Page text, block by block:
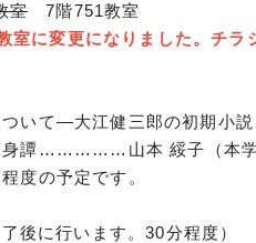
職員採用情報
室 7階751教室
に変更になりました。チラ
いて―大江健三郎の初期小
身譚……………山本 綏子（本学
度の予定です。
後に行います。30分程度）